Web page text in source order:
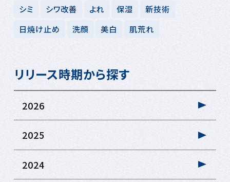
シミ
シワ改善 よれ 保湿
新技術
日焼け止め
洗顔 美白 肌荒れ
リリース時期から探す
2026
2025
2024